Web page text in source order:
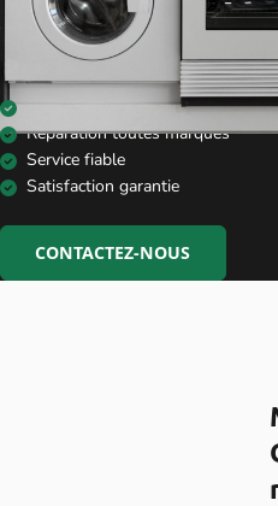
Fiables, réactifs et attentifs à vos
service de qualité, pour prolonger la
préserver votre confort.
Dépannage à domicile
Réparation toutes marques
Service fiable
Satisfaction garantie
CONTACTEZ-NOUS